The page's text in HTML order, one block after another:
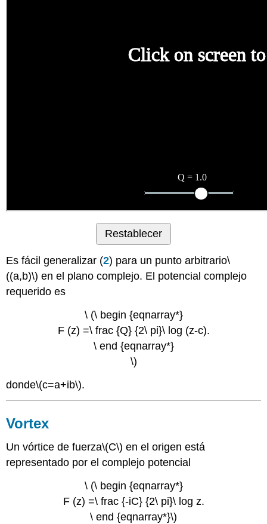
Restablecer
Es fácil generalizar (2) para un punto arbitrario\
((a,b)\) en el plano complejo. El potencial complejo
requerido es
\ (\ begin {eqnarray*}
F (z) =\ frac {Q} {2\ pi}\ log (z-c).
\ end {eqnarray*}
\)
donde\(c=a+ib\).
Vortex
Un vórtice de fuerza\(C\) en el origen está
representado por el complejo potencial
\ (\ begin {eqnarray*}
F (z) =\ frac {-iC} {2\ pi}\ log z.
\ end {eqnarray*}\)